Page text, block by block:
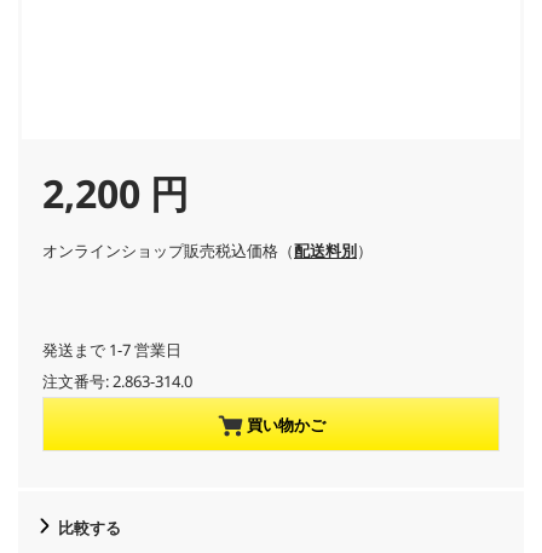
C
u
r
e
n
t
2,200 円
オンラインショップ販売税込価格（配送料別）
発送まで 1-7 営業日
注文番号:2.863-314.0
買い物かご
比較する